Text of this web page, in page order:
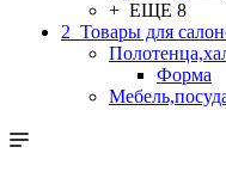
+ ЕЩЕ 8
2_Товары для
Форма